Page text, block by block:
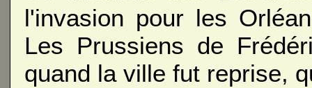
l'invasion pour les
Les Prussiens de
quand la ville fut reprise,